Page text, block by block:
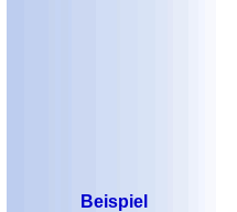
Beispiel